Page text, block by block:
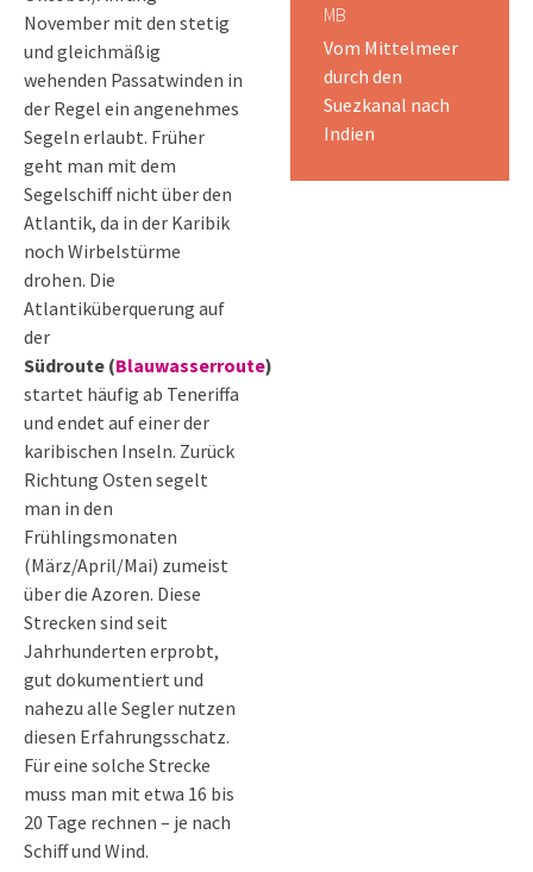
November mit den stetig
und gleichmäßig
wehenden Passatwinden in
der Regel ein angenehmes
Segeln erlaubt. Früher
geht man mit dem
Segelschiff nicht über den
Atlantik, da in der Karibik
noch Wirbelstürme
drohen. Die
Atlantiküberquerung auf
der
Südroute (Blauwasserroute)
startet häufig ab Teneriffa
und endet auf einer der
karibischen Inseln. Zurück
Richtung Osten segelt
man in den
Frühlingsmonaten
(März/April/Mai) zumeist
über die Azoren. Diese
Strecken sind seit
Jahrhunderten erprobt,
gut dokumentiert und
nahezu alle Segler nutzen
diesen Erfahrungsschatz.
Für eine solche Strecke
muss man mit etwa 16 bis
20 Tage rechnen – je nach
Schiff und Wind.
MB
Vom Mittelmeer
durch den
Suezkanal nach
Indien